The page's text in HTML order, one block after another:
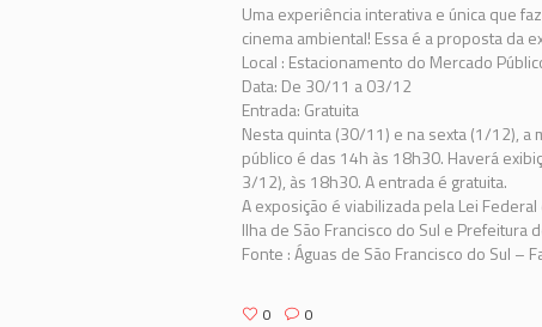
Uma experiência interativa e única que
cinema ambiental! Essa é a proposta da
Local : Estacionamento do Mercado
Data: De 30/11 a 03/12
Entrada: Gratuita
Nesta quinta (30/11) e na sexta (1/12),
público é das 14h às 18h30. Haverá
3/12), às 18h30. A entrada é gratuita.
A exposição é viabilizada pela Lei
Ilha de São Francisco do Sul e Prefeitura
Fonte : Águas de São Francisco do Sul –
0 0